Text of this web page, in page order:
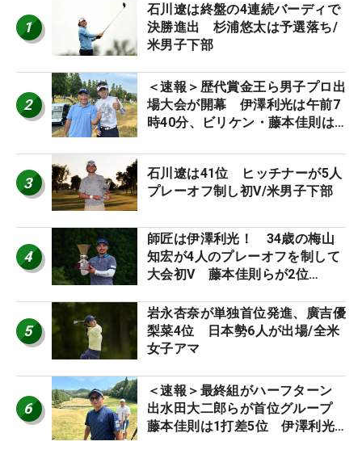
1
石川遼は終盤の4連続バーディで
決勝進出 杉浦悠太は予選落ち/
米男子下部
2
＜速報＞歴代賞金王ら男子プロ出
場大会が開幕 伊澤利光は午前7
時40分、ビリケン・藤本佳則は
STAGE JOYX OPEN】
3
石川遼は41位 ヒッチナーが5人
プレーオフ制し初V/米男子下部
4
師匠は伊澤利光！ 34歳の梅山
知宏が4人のプレーオフを制して
大会初V 藤本佳則らが2位
5
岩永杏奈が単独首位発進、廣吉優
梨菜4位 日本勢6人が出場/全米
女子アマ
6
＜速報＞最終組がハーフターン
出水田大二郎らが首位グループ
藤本佳則は1打差5位 伊澤利光